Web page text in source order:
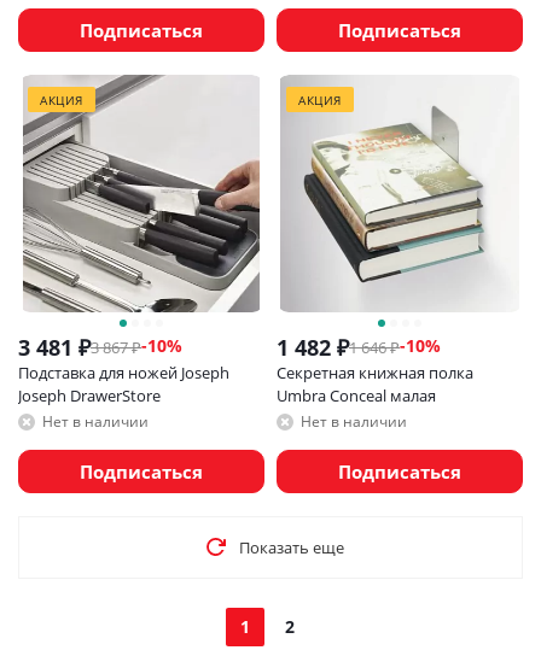
Подписаться Подписаться
АКЦИЯ
3 481 ₽3 867₽-10%
Подставка для ножей Joseph
Joseph DrawerStore
Нет в наличии
Подписаться
АКЦИЯ
1 482 ₽1 646₽-10%
Секретная книжная полка
Umbra Conceal малая
Нет в наличии
Подписаться
Показать еще
1 2